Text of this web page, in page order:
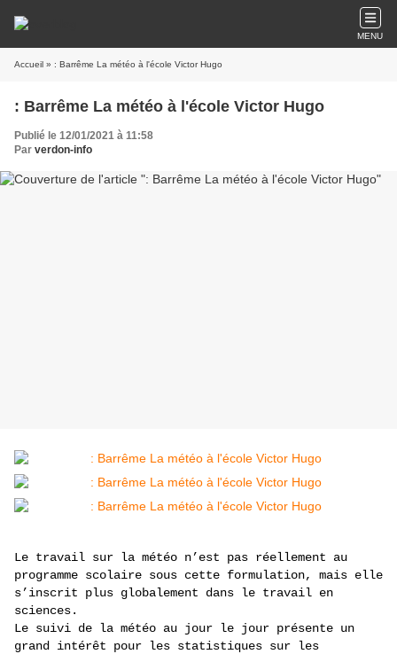
MENU
Accueil » : Barrême La météo à l'école Victor Hugo
: Barrême La météo à l'école Victor Hugo
Publié le 12/01/2021 à 11:58
Par verdon-info
Le travail sur la météo n’est pas réellement au
programme scolaire sous cette formulation, mais elle
s’inscrit plus globalement dans le travail en
sciences.
Le suivi de la météo au jour le jour présente un
grand intérêt pour les statistiques sur les